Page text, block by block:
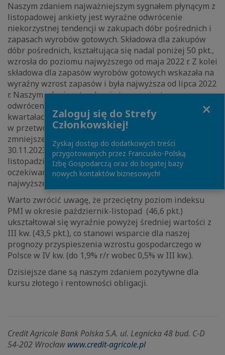
Naszym zdaniem najważniejszym sygnałem płynącym z
listopadowej ankiety jest wyraźne odwrócenie
niekorzystnej tendencji w zakupach dóbr pośrednich i
zapasach wyrobów gotowych. Składowa dla zakupów
dóbr pośrednich, kształtująca się nadal poniżej 50 pkt.,
wzrosła do poziomu najwyższego od maja 2022 r. Z kolei
składowa dla zapasów wyrobów gotowych wskazała na
wyraźny wzrost zapasów i była najwyższa od lipca 2022
r. Naszym zdaniem tendencje te są zwiastunem
odwrócenia cyklu zapasów, który w ostatnich
kwartałach był czynnikiem ograniczającym aktywność
w przetwórstwie i oddziałującym w kierunku
zmniejszenia dynamiki PKB (por. MAKROpuls z
30.11.2023). Taką ocenę wspiera odnotowany w
listopadzie wzrost indeksu PMI dla produkcji
oczekiwanej w horyzoncie 12 miesięcy do poziomu
najwyższego od lutego 2022 r.
Warto zwrócić uwagę, że przeciętny poziom indeksu
PMI w okresie październik-listopad (46,6 pkt.)
ukształtował się wyraźnie powyżej średniej wartości z
III kw. (43,5 pkt.), co stanowi wsparcie dla naszej
prognozy przyspieszenia wzrostu gospodarczego w
Polsce w IV kw. (do 1,9% r/r wobec 0,5% w III kw.).
Dzisiejsze dane są naszym zdaniem pozytywne dla
kursu złotego i rentowności obligacji.
Credit Agricole Bank Polska S.A. ul. Legnicka 48 bud. C-D
54-202 Wrocław www.credit-agricole.pl
Zaloguj się do Strefy
Członkowskiej!
Zyskaj dostęp do dodatkowych treści
przygotowanych przez Francusko-Polską
Izbę Gospodarczą oraz do bogatej bazy
nowych kontaktów biznesowych!